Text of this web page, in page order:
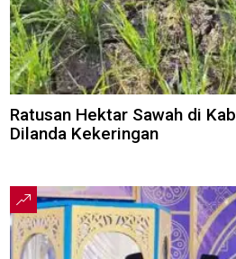
Ratusan Hektar Sawah di
Dilanda Kekeringan